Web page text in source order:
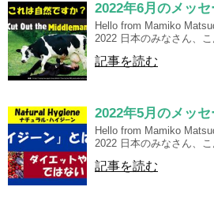
2022年6月のメッ
Hello from Mamiko
2022 日本のみなさん、
記事を読む
2022年5月のメッ
Hello from Mamiko
2022 日本のみなさん、
記事を読む